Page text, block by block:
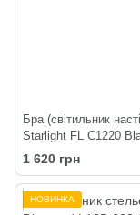
Бра (світильник
Starlight FL C1220
1 620 грн
НОВИНКА